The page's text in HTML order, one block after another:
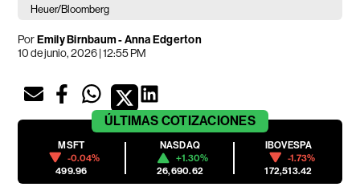
Heuer/Bloomberg
PorEmily Birnbaum - Anna Edgerton
10 de junio, 2026 | 12:55 PM
ÚLTIMAS COTIZACIONES
MSFT
-0.04%
499.96
NASDAQ
+1.30%
26,690.62
IBOVESPA
-1.73%
172,513.42